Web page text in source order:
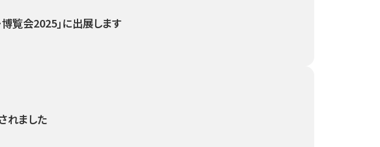
博覧会2025」に出展します
れました